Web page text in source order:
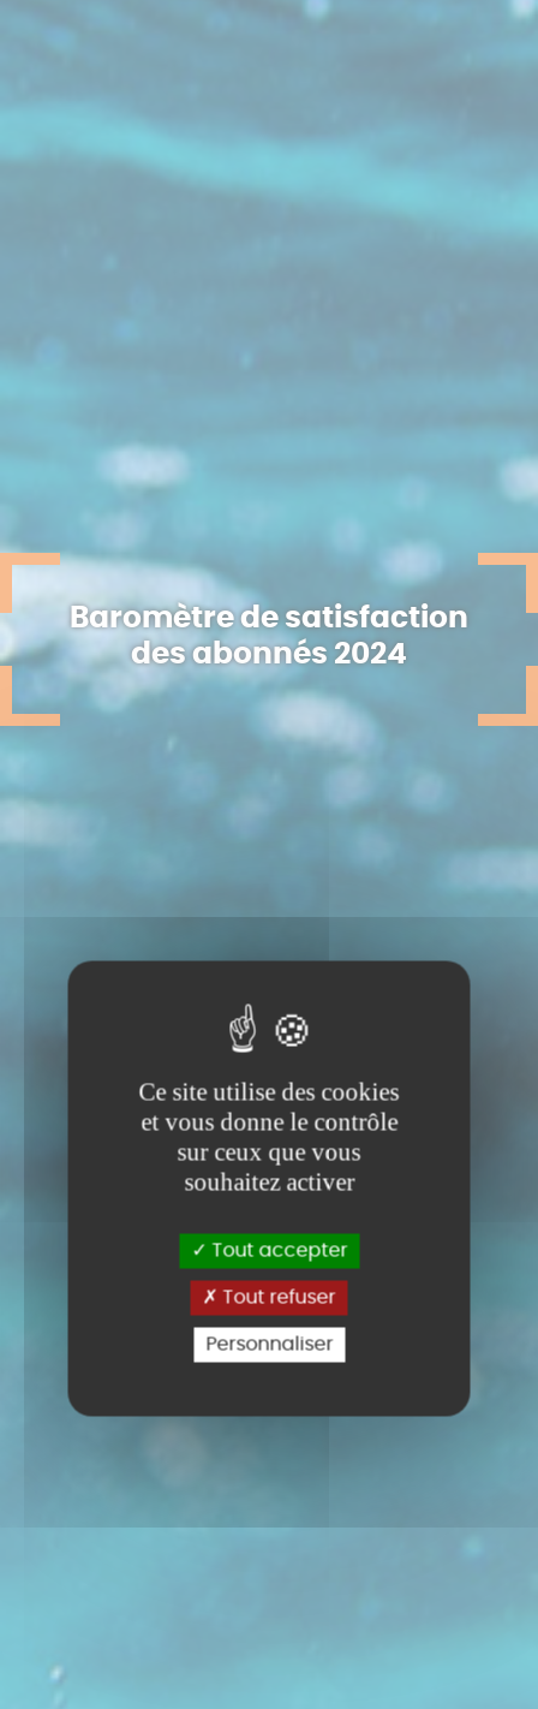
Ce site utilise des cookies
et vous donne le contrôle
sur ceux que vous
souhaitez activer
Tout accepter
Tout refuser
Personnaliser
Baromètre de satisfaction
des abonnés 2024